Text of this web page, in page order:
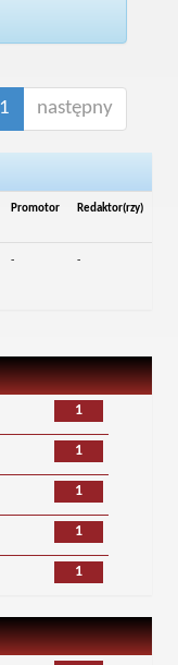
1 następny
Promotor Redaktor(rzy)
- -
1
1
1
1
1